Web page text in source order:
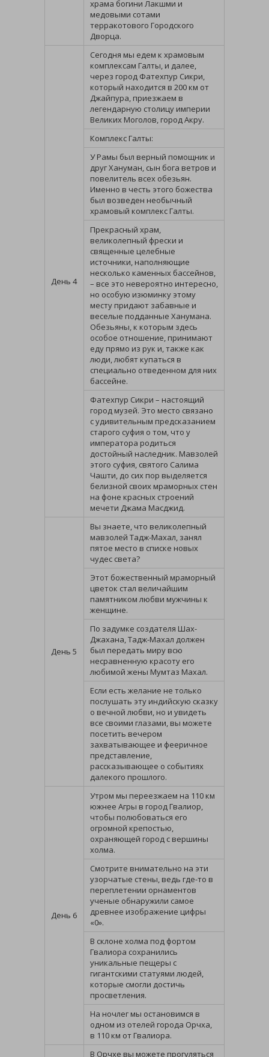
храма богини Лакшми и
медовыми сотами
терракотового Городского
Дворца.
День 4
Сегодня мы едем к храмовым
комплексам Галты, и далее,
через город Фатехпур Сикри,
который находится в 200 км от
Джайпура, приезжаем в
легендарную столицу империи
Великих Моголов, город Акру.
Комплекс Галты:
У Рамы был верный помощник и
друг Хануман, сын бога ветров и
повелитель всех обезьян.
Именно в честь этого божества
был возведен необычный
храмовый комплекс Галты.
Прекрасный храм,
великолепный фрески и
священные целебные
источники, наполняющие
несколько каменных бассейнов,
– все это невероятно интересно,
но особую изюминку этому
месту придают забавные и
веселые подданные Ханумана.
Обезьяны, к которым здесь
особое отношение, принимают
еду прямо из рук и, также как
люди, любят купаться в
специально отведенном для них
бассейне.
Фатехпур Сикри – настоящий
город музей. Это место связано
с удивительным предсказанием
старого суфия о том, что у
императора родиться
достойный наследник. Мавзолей
этого суфия, святого Салима
Чашти, до сих пор выделяется
белизной своих мраморных стен
на фоне красных строений
мечети Джама Масджид.
День 5
Вы знаете, что великолепный
мавзолей Тадж-Махал, занял
пятое место в списке новых
чудес света?
Этот божественный мраморный
цветок стал величайшим
памятником любви мужчины к
женщине.
По задумке создателя Шах-
Джахана, Тадж-Махал должен
был передать миру всю
несравненную красоту его
любимой жены Мумтаз Махал.
Если есть желание не только
послушать эту индийскую сказку
о вечной любви, но и увидеть
все своими глазами, вы можете
посетить вечером
захватывающее и фееричное
представление,
рассказывающее о событиях
далекого прошлого.
День 6
Утром мы переезжаем на 110 км
южнее Агры в город Гвалиор,
чтобы полюбоваться его
огромной крепостью,
охраняющей город с вершины
холма.
Смотрите внимательно на эти
узорчатые стены, ведь где-то в
переплетении орнаментов
ученые обнаружили самое
древнее изображение цифры
«0».
В склоне холма под фортом
Гвалиора сохранились
уникальные пещеры с
гигантскими статуями людей,
которые смогли достичь
просветления.
На ночлег мы остановимся в
одном из отелей города Орчха,
в 110 км от Гвалиора.
В Орчхе вы можете прогуляться